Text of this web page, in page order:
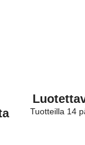
Tuotteilla 14